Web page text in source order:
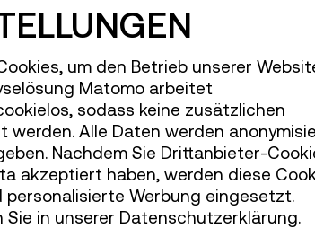
Abstimmungen inspiriert und im
Haft-Kraft von Gecko-Füßen, das
Klette sind dabei nur die
gegliedert (Tiere, Pflanzen,
VertreterInnen aus Wissenschaft
natürlichen Vorbildern
wie schlau!" zum genauen
ist Jungillustrator Lukas Vogl
rasantem, mutigem Strich Technik
wobei auch hier bei aller
nicht zu kurz kommt. Wir
um den Betrieb unserer
Matomo arbeitet
sodass keine zusätzlichen
werden. Alle Daten werden
Nachdem Sie Drittanbieter-
akzeptiert haben, werden diese
Werbung eingesetzt.
in unserer Datenschutzerklärung.